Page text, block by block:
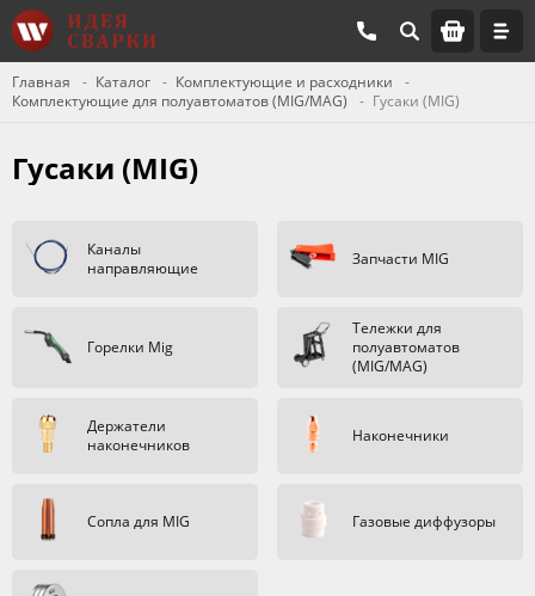
Главная Каталог
Комплектующие и расходники
Комплектующие для полуавтоматов (MIG/MAG)
Гусаки (MIG)
Гусаки (MIG)
Каналы
направляющие
Запчасти MIG
Горелки Mig
Тележки для
полуавтоматов
(MIG/MAG)
Держатели
наконечников
Наконечники
Сопла для MIG Газовые диффузоры